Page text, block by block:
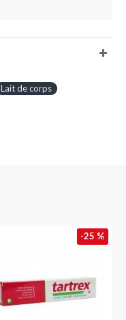
Lait de corps
-25 %